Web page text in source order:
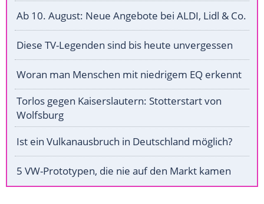
Ab 10. August: Neue Angebote bei ALDI, Lidl & Co.
Diese TV-Legenden sind bis heute unvergessen
Woran man Menschen mit niedrigem EQ erkennt
Torlos gegen Kaiserslautern: Stotterstart von
Wolfsburg
Ist ein Vulkanausbruch in Deutschland möglich?
5 VW-Prototypen, die nie auf den Markt kamen